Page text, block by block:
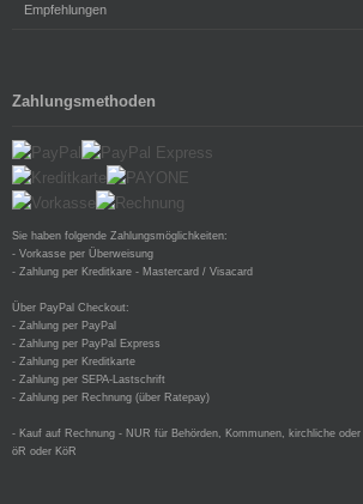
Empfehlungen
Zahlungsmethoden
Sie haben folgende Zahlungsmöglichkeiten:
- Vorkasse per Überweisung
- Zahlung per Kreditkare - Mastercard / Visacard
Über PayPal Checkout:
- Zahlung per PayPal
- Zahlung per PayPal Express
- Zahlung per Kreditkarte
- Zahlung per SEPA-Lastschrift
- Zahlung per Rechnung (über Ratepay)
- Kauf auf Rechnung - NUR für Behörden, Kommunen, kirchliche
öR oder KöR